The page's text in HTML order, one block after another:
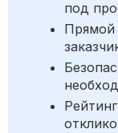
под
Прямой